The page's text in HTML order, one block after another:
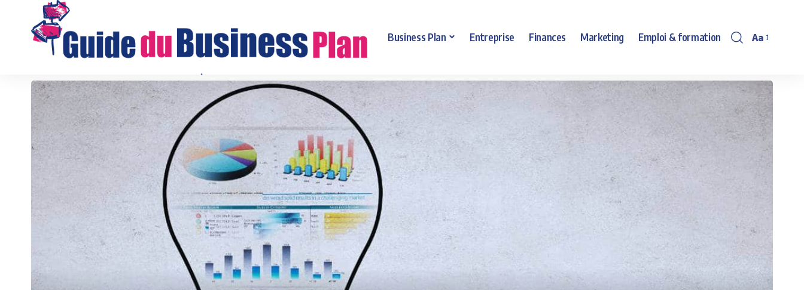
Business Plan Entreprise Finances Marketing Emploi & formation Aa